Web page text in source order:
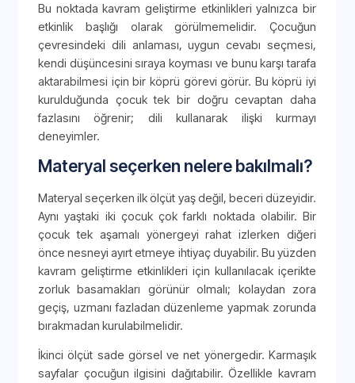
Bu noktada kavram geliştirme etkinlikleri yalnızca bir
etkinlik başlığı olarak görülmemelidir. Çocuğun
çevresindeki dili anlaması, uygun cevabı seçmesi,
kendi düşüncesini sıraya koyması ve bunu karşı tarafa
aktarabilmesi için bir köprü görevi görür. Bu köprü iyi
kurulduğunda çocuk tek bir doğru cevaptan daha
fazlasını öğrenir; dili kullanarak ilişki kurmayı
deneyimler.
Materyal seçerken nelere bakılmalı?
Materyal seçerken ilk ölçüt yaş değil, beceri düzeyidir.
Aynı yaştaki iki çocuk çok farklı noktada olabilir. Bir
çocuk tek aşamalı yönergeyi rahat izlerken diğeri
önce nesneyi ayırt etmeye ihtiyaç duyabilir. Bu yüzden
kavram geliştirme etkinlikleri için kullanılacak içerikte
zorluk basamakları görünür olmalı; kolaydan zora
geçiş, uzmanı fazladan düzenleme yapmak zorunda
bırakmadan kurulabilmelidir.
İkinci ölçüt sade görsel ve net yönergedir. Karmaşık
sayfalar çocuğun ilgisini dağıtabilir. Özellikle kavram